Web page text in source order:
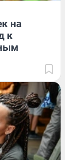
на
к